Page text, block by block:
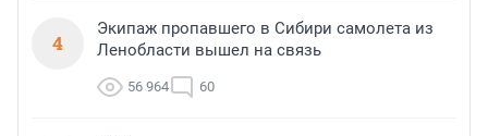
4
Экипаж пропавшего в Сибири самолета из
Ленобласти вышел на связь
56 964 60